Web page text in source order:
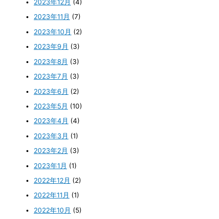
2023年12月 (4)
2023年11月 (7)
2023年10月 (2)
2023年9月 (3)
2023年8月 (3)
2023年7月 (3)
2023年6月 (2)
2023年5月 (10)
2023年4月 (4)
2023年3月 (1)
2023年2月 (3)
2023年1月 (1)
2022年12月 (2)
2022年11月 (1)
2022年10月 (5)